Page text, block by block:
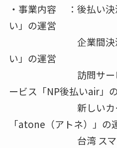
・事業内容 ：後払い決
い」の運営
企業間決済サー
い」の運営
訪問サービス向
ービス「NP後払いair」
新しいカード
「atone（アトネ）」の
台湾 スマホ後